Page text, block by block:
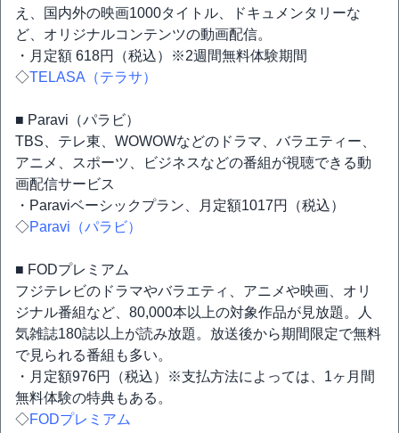
え、国内外の映画1000タイトル、ドキュメンタリーな
ど、オリジナルコンテンツの動画配信。
・月定額 618円（税込）※2週間無料体験期間
◇TELASA（テラサ）
■ Paravi（パラビ）
TBS、テレ東、WOWOWなどのドラマ、バラエティー、
アニメ、スポーツ、ビジネスなどの番組が視聴できる動
画配信サービス
・Paraviベーシックプラン、月定額1017円（税込）
◇Paravi（パラビ）
■ FODプレミアム
フジテレビのドラマやバラエティ、アニメや映画、オリ
ジナル番組など、80,000本以上の対象作品が見放題。人
気雑誌180誌以上が読み放題。放送後から期間限定で無料
で見られる番組も多い。
・月定額976円（税込）※支払方法によっては、1ヶ月間
無料体験の特典もある。
◇FODプレミアム